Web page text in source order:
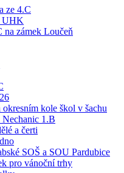
ze 4.C
UHK
na zámek Loučeň
kole škol v šachu
1.B
a čerti
SOŠ a SOU Pardubice
pro vánoční trhy